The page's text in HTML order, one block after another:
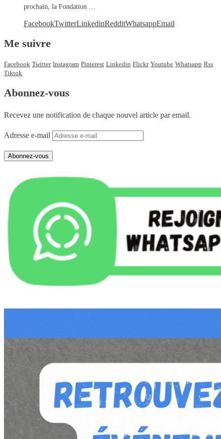
prochain, la Fondation …
FacebookTwitterLinkedinRedditWhatsappEmail
Me suivre
Facebook Twitter Instagram Pinterest Linkedin Flickr Youtube Whatsapp Rss
Tiktok
Abonnez-vous
Recevez une notification de chaque nouvel article par email.
Adresse e-mail
Abonnez-vous